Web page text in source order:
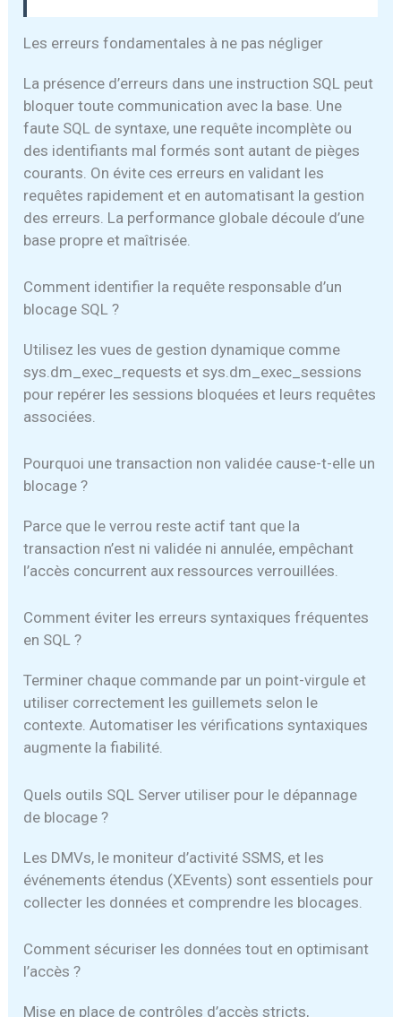
Les erreurs fondamentales à ne pas négliger
La présence d’erreurs dans une instruction SQL peut
bloquer toute communication avec la base. Une
faute SQL de syntaxe, une requête incomplète ou
des identifiants mal formés sont autant de pièges
courants. On évite ces erreurs en validant les
requêtes rapidement et en automatisant la gestion
des erreurs. La performance globale découle d’une
base propre et maîtrisée.
Comment identifier la requête responsable d’un
blocage SQL ?
Utilisez les vues de gestion dynamique comme
sys.dm_exec_requests et sys.dm_exec_sessions
pour repérer les sessions bloquées et leurs requêtes
associées.
Pourquoi une transaction non validée cause-t-elle un
blocage ?
Parce que le verrou reste actif tant que la
transaction n’est ni validée ni annulée, empêchant
l’accès concurrent aux ressources verrouillées.
Comment éviter les erreurs syntaxiques fréquentes
en SQL ?
Terminer chaque commande par un point-virgule et
utiliser correctement les guillemets selon le
contexte. Automatiser les vérifications syntaxiques
augmente la fiabilité.
Quels outils SQL Server utiliser pour le dépannage
de blocage ?
Les DMVs, le moniteur d’activité SSMS, et les
événements étendus (XEvents) sont essentiels pour
collecter les données et comprendre les blocages.
Comment sécuriser les données tout en optimisant
l’accès ?
Mise en place de contrôles d’accès stricts,